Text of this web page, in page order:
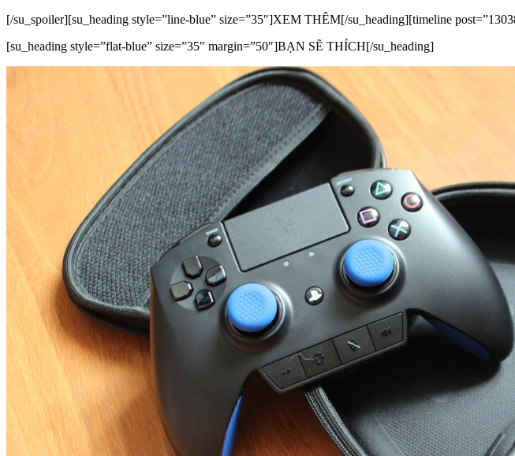
[/su_spoiler][su_heading style=”line-blue” size=”35″]XEM THÊM[/su_heading][timeline
[su_heading style=”flat-blue” size=”35″ margin=”50″]BẠN SẼ THÍCH[/su_heading]